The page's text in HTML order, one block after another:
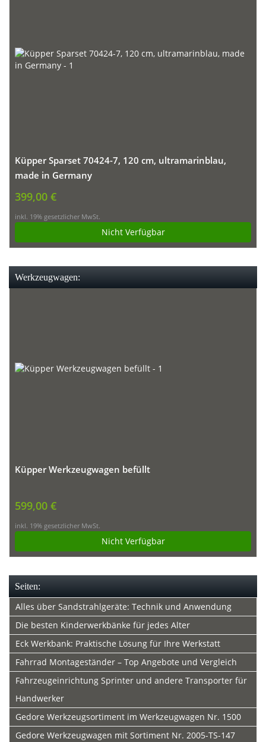
Küpper Sparset 70424-7, 120 cm, ultramarinblau,
made in Germany
399,00 €
inkl. 19% gesetzlicher MwSt.
Nicht Verfügbar
Werkzeugwagen:
Küpper Werkzeugwagen befüllt
599,00 €
inkl. 19% gesetzlicher MwSt.
Nicht Verfügbar
Seiten:
Alles über Sandstrahlgeräte: Technik und Anwendung
Die besten Kinderwerkbänke für jedes Alter
Eck Werkbank: Praktische Lösung für Ihre Werkstatt
Fahrrad Montageständer – Top Angebote und Vergleich
Fahrzeugeinrichtung Sprinter und andere Transporter für
Handwerker
Gedore Werkzeugsortiment im Werkzeugwagen Nr. 1500
Gedore Werkzeugwagen mit Sortiment Nr. 2005-TS-147